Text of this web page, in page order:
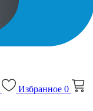
Избранное 0